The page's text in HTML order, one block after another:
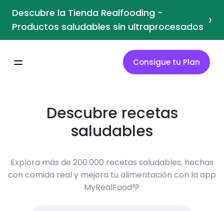
Descubre la Tienda Realfooding -
Productos saludables sin ultraprocesados ›
Consigue tu Plan
Descubre recetas
saludables
Explora más de 200.000 recetas saludables, hechas
con comida real y mejora tu alimentación con la app
MyRealFood💚